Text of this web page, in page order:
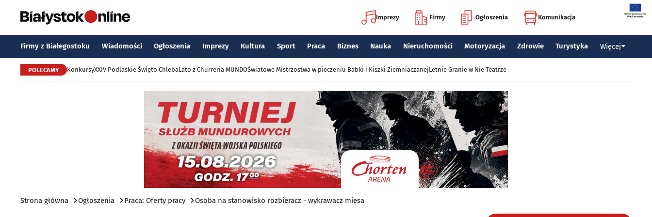
Imprezy Firmy Ogłoszenia Komunikacja
Firmy z Białegostoku Wiadomości Ogłoszenia Imprezy Kultura Sport Praca Biznes Nauka Nieruchomości Motoryzacja Zdrowie Turystyka Więcej
POLECAMY KonkursyXXIV Podlaskie Święto ChlebaLato z Churreria MUNDOŚwiatowe Mistrzostwa w pieczeniu Babki i Kiszki ZiemniaczanejLetnie Granie w Nie Teatrze
Strona główna Ogłoszenia Praca: Oferty pracy Osoba na stanowisko rozbieracz - wykrawacz mięsa